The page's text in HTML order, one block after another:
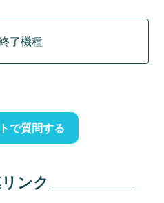
了機種
で質問する
ンク